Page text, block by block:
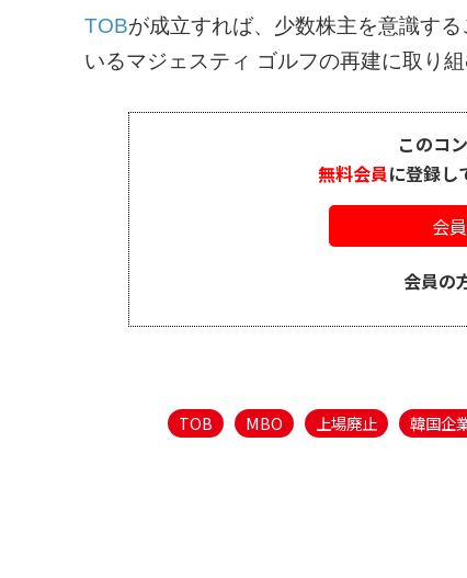
TOBが成立すれば、少数株主を意識す
いるマジェスティ ゴルフの再建に取り
このコ
無料会員に登録し
会
会員の
TOB MBO 上場廃止 韓国企